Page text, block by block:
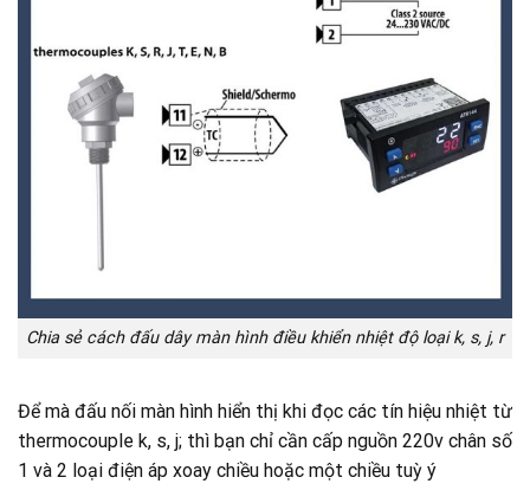
Chia sẻ cách đấu dây màn hình điều khiển nhiệt độ loại k, s, j, r
Để mà đấu nối màn hình hiển thị khi đọc các tín hiệu nhiệt từ
thermocouple k, s, j; thì bạn chỉ cần cấp nguồn 220v chân số
1 và 2 loại điện áp xoay chiều hoặc một chiều tuỳ ý